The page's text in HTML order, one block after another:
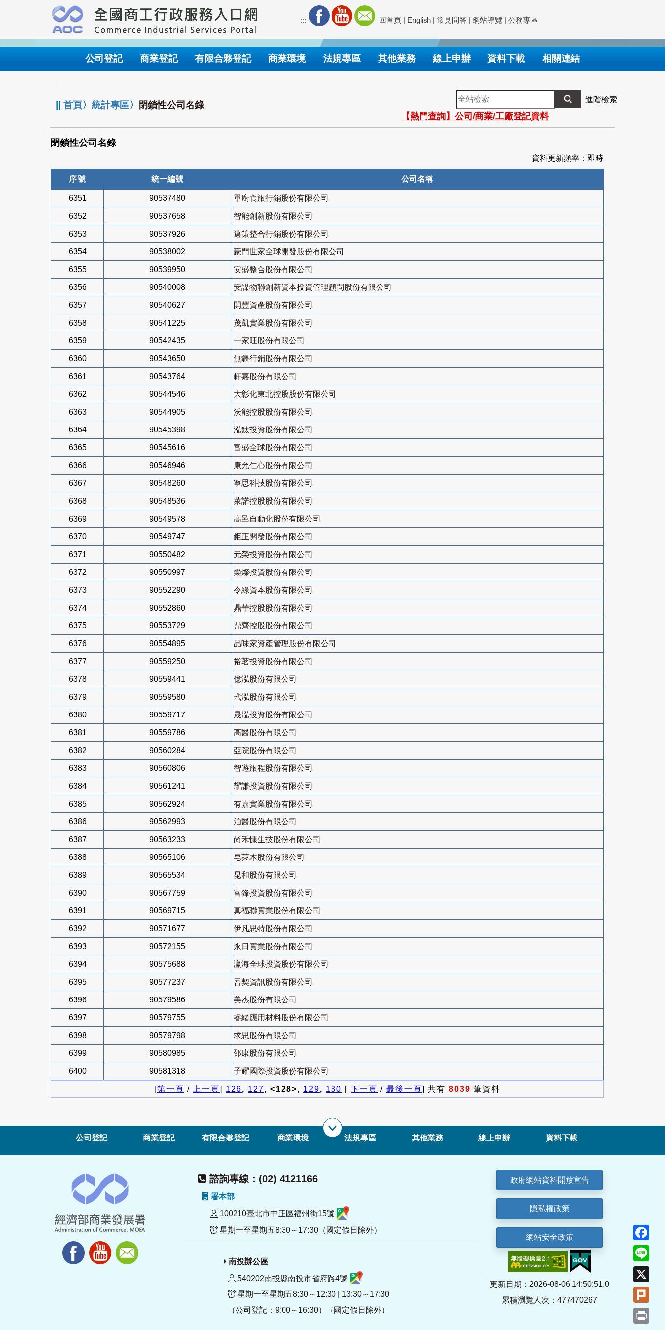
要
內
::: 回首頁 | English | 常見問答 | 網站導覽 | 公務專區
公司登記 商業登記 有限合夥登記 商業環境 法規專區 其他業務 線上申辦 資料下載 相關連結
||首頁〉統計專區〉 閉鎖性公司名錄
全
站
檢
索
進階檢索
【熱門查詢】公司/商業/工廠登記資料
閉鎖性公司名錄
資料更新頻率：即時
序號 統一編號 公司名稱
6351 90537480 單廚食旅行銷股份有限公司
6352 90537658 智能創新股份有限公司
6353 90537926 邁策整合行銷股份有限公司
6354 90538002 豪門世家全球開發股份有限公司
6355 90539950 安盛整合股份有限公司
6356 90540008 安謀物聯創新資本投資管理顧問股份有限公司
6357 90540627 開豐資產股份有限公司
6358 90541225 茂凱實業股份有限公司
6359 90542435 一家旺股份有限公司
6360 90543650 無疆行銷股份有限公司
6361 90543764 軒嘉股份有限公司
6362 90544546 大彰化東北控股股份有限公司
6363 90544905 沃能控股股份有限公司
6364 90545398 泓鈦投資股份有限公司
6365 90545616 富盛全球股份有限公司
6366 90546946 康允仁心股份有限公司
6367 90548260 寧思科技股份有限公司
6368 90548536 萊諾控股股份有限公司
6369 90549578 高邑自動化股份有限公司
6370 90549747 鉅正開發股份有限公司
6371 90550482 元榮投資股份有限公司
6372 90550997 樂燦投資股份有限公司
6373 90552290 令綠資本股份有限公司
6374 90552860 鼎華控股股份有限公司
6375 90553729 鼎齊控股股份有限公司
6376 90554895 品味家資產管理股份有限公司
6377 90559250 裕茗投資股份有限公司
6378 90559441 億泓股份有限公司
6379 90559580 玳泓股份有限公司
6380 90559717 晟泓投資股份有限公司
6381 90559786 高醫股份有限公司
6382 90560284 亞院股份有限公司
6383 90560806 智遊旅程股份有限公司
6384 90561241 耀謙投資股份有限公司
6385 90562924 有嘉實業股份有限公司
6386 90562993 泊醫股份有限公司
6387 90563233 尚禾慷生技股份有限公司
6388 90565106 皂莢木股份有限公司
6389 90565534 昆和股份有限公司
6390 90567759 富鋒投資股份有限公司
6391 90569715 真福聯實業股份有限公司
6392 90571677 伊凡思特股份有限公司
6393 90572155 永日實業股份有限公司
6394 90575688 瀛海全球投資股份有限公司
6395 90577237 吾契資訊股份有限公司
6396 90579586 美杰股份有限公司
6397 90579755 睿緒應用材料股份有限公司
6398 90579798 求思股份有限公司
6399 90580985 邵康股份有限公司
6400 90581318 子耀國際投資股份有限公司
[第一頁 / 上一頁] 126, 127, <128>, 129, 130 [ 下一頁 / 最後一頁] 共有 8039 筆資料
公司登記 商業登記 有限合夥登記 商業環境 法規專區 其他業務 線上申辦 資料下載
諮詢專線：(02) 4121166
署本部
100210臺北市中正區福州街15號
星期一至星期五8:30～17:30（國定假日除外）
南投辦公區
540202南投縣南投市省府路4號
星期一至星期五8:30～12:30 | 13:30～17:30
（公司登記：9:00～16:30）（國定假日除外）
政府網站資料開放宣告
隱私權政策
網站安全政策
更新日期：2026-08-06 14:50:51.0
累積瀏覽人次：477470267